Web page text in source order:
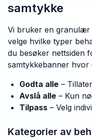
samtykke
Vi bruker en granulær
velge hvilke typer
du besøker nettsiden
samtykkebanner hvor
Godta alle –
Avslå alle – Kun
Tilpass – Velg
Kategorier av